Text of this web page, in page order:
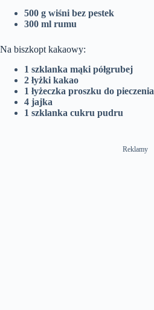
500 g wiśni bez pestek
300 ml rumu
Na biszkopt kakaowy:
1 szklanka mąki półgrubej
2 łyżki kakao
1 łyżeczka proszku do pieczenia
4 jajka
1 szklanka cukru pudru
Reklamy